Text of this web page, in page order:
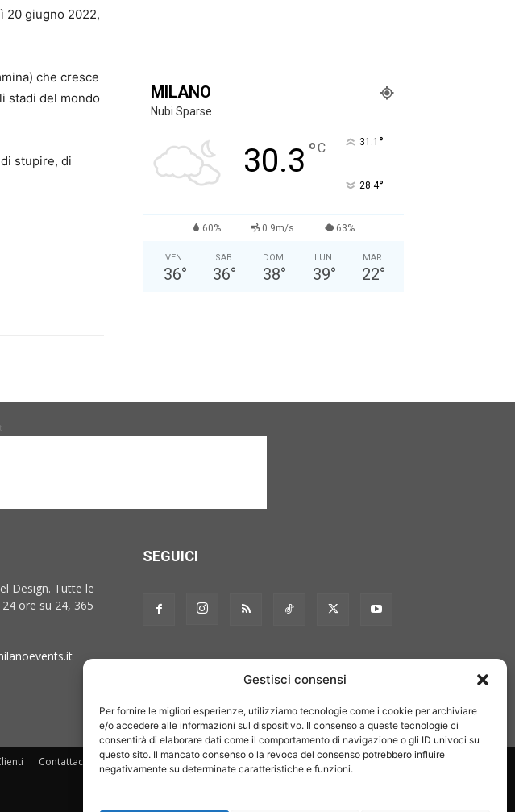
Gestisci consensi
Per fornire le migliori esperienze, utilizziamo tecnologie come i cookie per archiviare
e/o accedere alle informazioni sul dispositivo. Il consenso a queste tecnologie ci
consentirà di elaborare dati come il comportamento di navigazione o gli ID univoci su
questo sito. Il mancato consenso o la revoca del consenso potrebbero influire
negativamente su determinate caratteristiche e funzioni.
20 giugno 2022,
che cresce
stadi del mondo
stupire, di
MILANO
Nubi Sparse
30.3 °C 31.1 °
28.4°
60% 0.9m/s 63%
VEN
36°
SAB
36°
DOM
38°
LUN
39°
MAR
22°
Design. Tutte le
ore su 24, 365
SEGUICI
Contattaci Collabora con noi Pubblicità Privacy policy Linee editoriali